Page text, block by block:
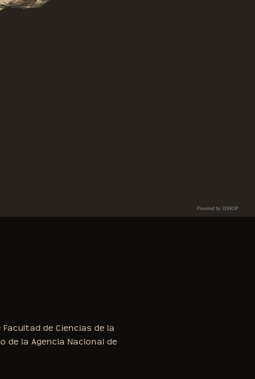
Powered by 3DHOP
de Ciencias de la
la Agencia Nacional de